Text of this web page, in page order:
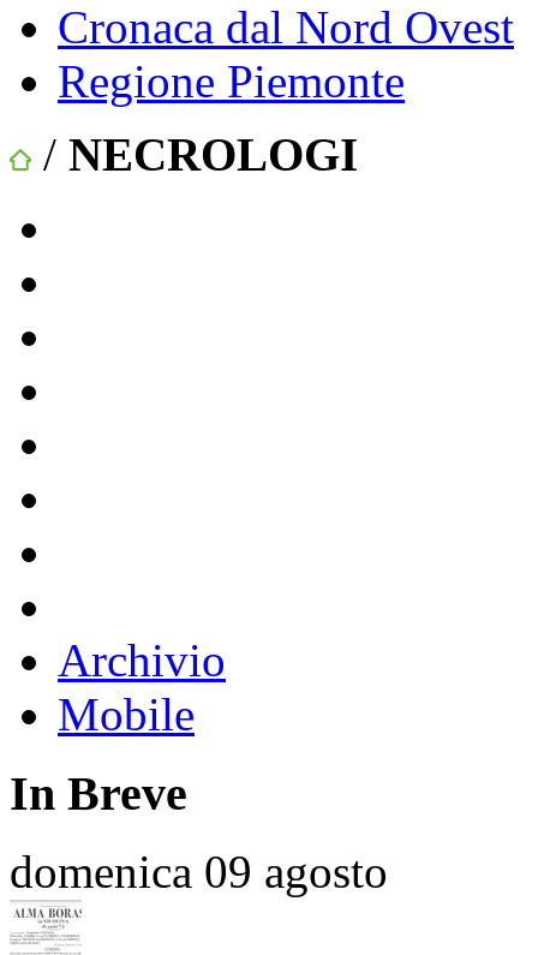
Cronaca dal Nord Ovest
Regione Piemonte
/ NECROLOGI
Archivio
Mobile
In Breve
domenica 09 agosto